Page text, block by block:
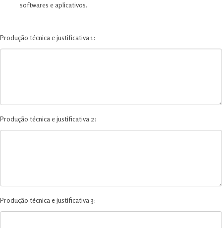
softwares e aplicativos.
Produção técnica e justificativa 1:
Produção técnica e justificativa 2:
Produção técnica e justificativa 3: